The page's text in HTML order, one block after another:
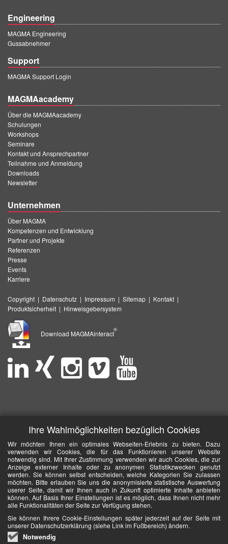
Engineering
MAGMA Engineering
Gussabnehmer
Support
MAGMA Support Login
MAGMAacademy
Über die MAGMAacademy
Schulungen
Workshops
Seminare
Kontakt und Ansprechpartner
Teilnahme und Anmeldung
Downloads
Newsletter
Unternehmen
Über MAGMA
Kompetenzen und Entwicklung
Partner und Projekte
Referenzen
Presse
Events
Karriere
Copyright | Datenschutz | Impressum | Sitemap | Kontakt |
Produktsicherheit | Hinweisgebersystem
Download MAGMAinteract
®
Ihre Wahlmöglichkeiten bezüglich Cookies
Wir möchten Ihnen ein optimales Webseiten-Erlebnis zu bieten. Dazu
verwenden wir Cookies, die für das Funktionieren unserer Website
notwendig sind. Mit Ihrer Zustimmung verwenden wir auch Cookies, die zur
Anzeige externer Inhalte oder zu anonymen Statistikzwecken genutzt
werden. Sie können selbst entscheiden, welche Kategorien Sie zulassen
möchten. Bitte erlauben Sie uns die anonymisierte statistische Auswertung
userer Seite, damit wir Ihnen auch in Zukunft optimierte Inhalte anbieten
können. Auf Basis Ihrer Einstellungen ist es möglich, dass Ihnen nicht mehr
alle Funktionalitäten der Seite zur Verfügung stehen.
Sie können Ihrere Cookie-Einstellungen später jederzeit auf der Seite mit
unserer Datenschutzerklärung (siehe Link im Fußbereich) ändern.
Notwendig